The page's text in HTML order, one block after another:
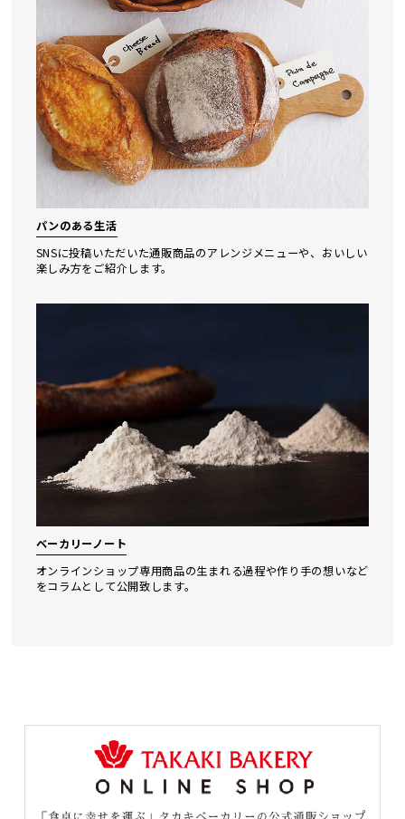
パンのある生活
SNSに投稿いただいた通販商品のアレンジメニューや、おいしい
楽しみ⽅をご紹介します。
ベーカリーノート
オンラインショップ専⽤商品の⽣まれる過程や作り⼿の想いなど
をコラムとして公開致します。